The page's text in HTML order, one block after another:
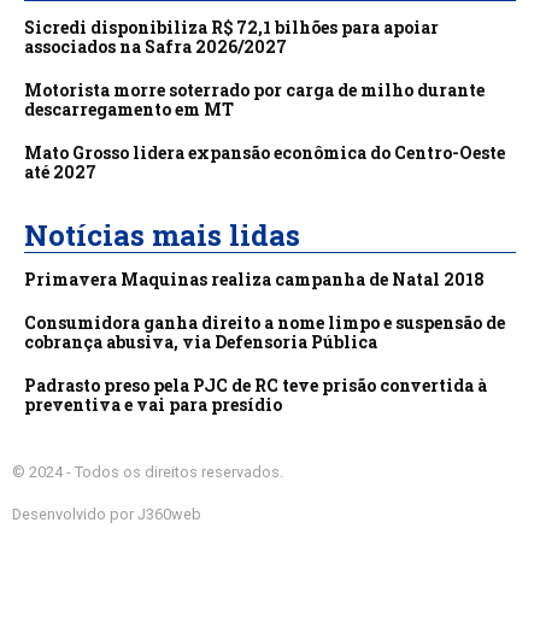
Sicredi disponibiliza R$ 72,1 bilhões para apoiar
associados na Safra 2026/2027
Motorista morre soterrado por carga de milho durante
descarregamento em MT
Mato Grosso lidera expansão econômica do Centro-Oeste
até 2027
Notícias mais lidas
Primavera Maquinas realiza campanha de Natal 2018
Consumidora ganha direito a nome limpo e suspensão de
cobrança abusiva, via Defensoria Pública
Padrasto preso pela PJC de RC teve prisão convertida à
preventiva e vai para presídio
© 2024 - Todos os direitos reservados.
Desenvolvido por J360web